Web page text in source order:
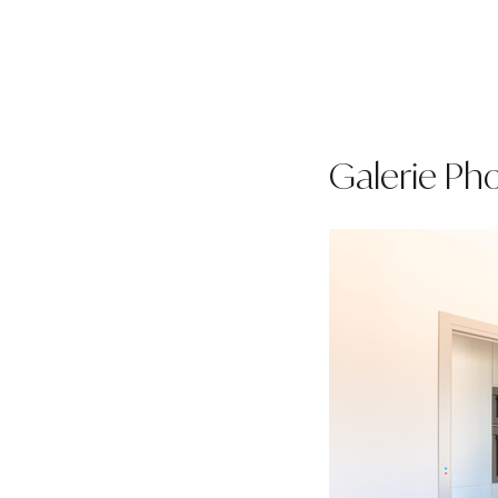
Galerie